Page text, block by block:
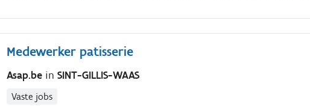
problemen;het onderhouden van telefonisch en schriftelijk contact met
van klantendossiers;het opbouwen en onderhouden van duurzame
administratieve gegevens in het ERP systeem.
Medewerker patisserie
Asap.be inSINT-GILLIS-WAAS
Vaste jobs